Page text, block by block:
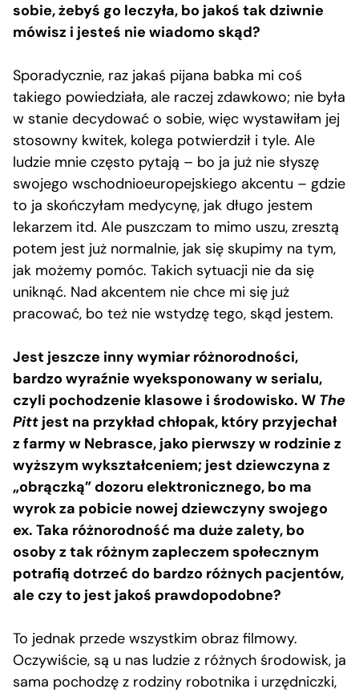
sobie, żebyś go leczyła, bo jakoś tak dziwnie
mówisz i jesteś nie wiadomo skąd?
Sporadycznie, raz jakaś pijana babka mi coś
takiego powiedziała, ale raczej zdawkowo; nie była
w stanie decydować o sobie, więc wystawiłam jej
stosowny kwitek, kolega potwierdził i tyle. Ale
ludzie mnie często pytają – bo ja już nie słyszę
swojego wschodnioeuropejskiego akcentu – gdzie
to ja skończyłam medycynę, jak długo jestem
lekarzem itd. Ale puszczam to mimo uszu, zresztą
potem jest już normalnie, jak się skupimy na tym,
jak możemy pomóc. Takich sytuacji nie da się
uniknąć. Nad akcentem nie chce mi się już
pracować, bo też nie wstydzę tego, skąd jestem.
Jest jeszcze inny wymiar różnorodności,
bardzo wyraźnie wyeksponowany w serialu,
czyli pochodzenie klasowe i środowisko. W The
Pitt jest na przykład chłopak, który przyjechał
z farmy w Nebrasce, jako pierwszy w rodzinie z
wyższym wykształceniem; jest dziewczyna z
„obrączką” dozoru elektronicznego, bo ma
wyrok za pobicie nowej dziewczyny swojego
ex. Taka różnorodność ma duże zalety, bo
osoby z tak różnym zapleczem społecznym
potrafią dotrzeć do bardzo różnych pacjentów,
ale czy to jest jakoś prawdopodobne?
To jednak przede wszystkim obraz filmowy.
Oczywiście, są u nas ludzie z różnych środowisk, ja
sama pochodzę z rodziny robotnika i urzędniczki,